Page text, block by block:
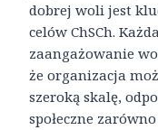
dobrej woli jest
celów ChSCh.
zaangażowanie
że organizacja
szeroką skalę,
społeczne